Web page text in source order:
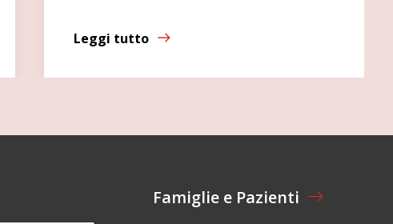
Leggi tutto
Famiglie e Pazienti